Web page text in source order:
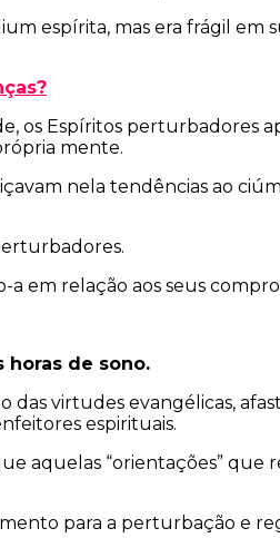
espírita, mas era frágil em
os Espíritos perturbadores
mente.
nela tendências ao
em relação aos seus
horas de sono.
das virtudes evangélicas,
espirituais.
aquelas “orientações”
para a perturbação e